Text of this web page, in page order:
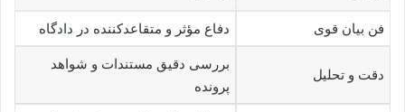
فن بیان قوی دفاع مؤثر و متقاعدکننده در دادگاه
دقت و تحلیل
بررسی دقیق مستندات و شواهد
پرونده